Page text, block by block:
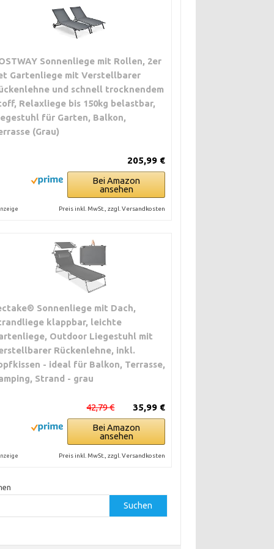
Sonnenliege mit Rollen, 2er
Gartenliege mit Verstellbarer
und schnell trocknendem
Relaxliege bis 150kg belastbar,
für Garten, Balkon,
(Grau)
205,99 €
Bei Amazon
ansehen
Preis inkl. MwSt., zzgl. Versandkosten
Sonnenliege mit Dach,
klappbar, leichte
Outdoor Liegestuhl mit
Rückenlehne, inkl.
- ideal für Balkon, Terrasse,
Strand - grau
35,99 €
42,79 €
Bei Amazon
ansehen
Preis inkl. MwSt., zzgl. Versandkosten
Suchen